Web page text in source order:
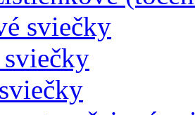
sviečky